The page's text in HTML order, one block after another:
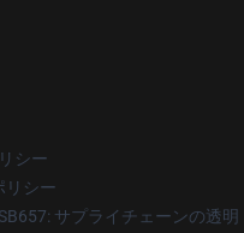
シー
リシー
サプライチェーンの透明